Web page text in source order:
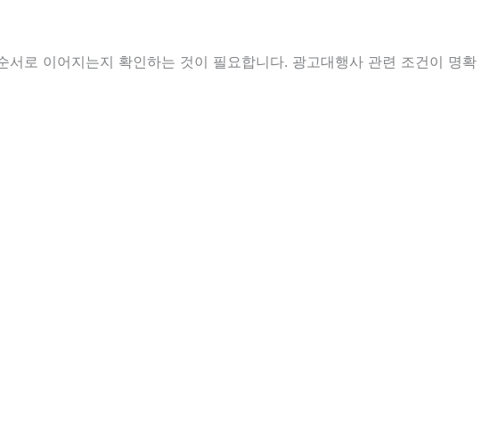
로 이어지는지 확인하는 것이 필요합니다. 광고대행사 관련 조건이 명확